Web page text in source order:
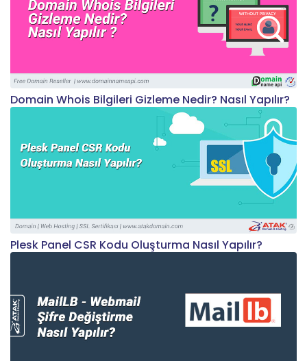
Domain Whois Bilgileri Gizleme Nedir? Nasıl Yapılır?
Plesk Panel CSR Kodu Oluşturma Nasıl Yapılır?